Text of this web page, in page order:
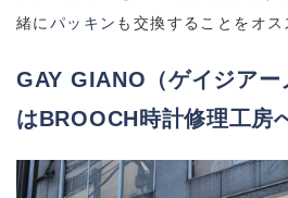
緒に パッキン も交換することをオス
GAY GIANO（ゲイジアー
はBROOCH 時計修理工房